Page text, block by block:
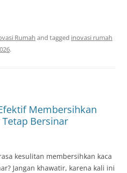
Rumah and tagged inovasi rumah
.
Membersihkan
Tetap Bersinar
kesulitan membersihkan kaca
Jangan khawatir, karena kali ini